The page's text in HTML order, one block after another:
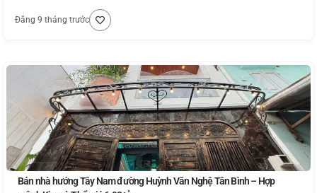
Đăng 9 tháng trước
Bán nhà hướng Tây Nam đường Huỳnh Văn Nghệ Tân Bình – Hợp